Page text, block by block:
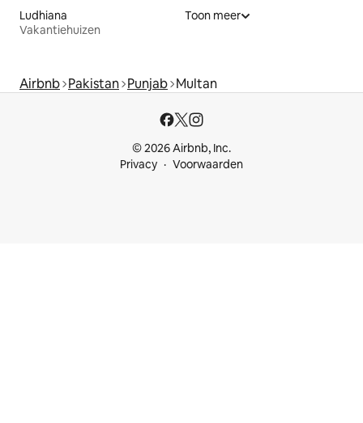
Ludhiana
Vakantiehuizen
Toon meer
Airbnb Pakistan Punjab Multan
© 2026 Airbnb, Inc.
Privacy
Voorwaarden